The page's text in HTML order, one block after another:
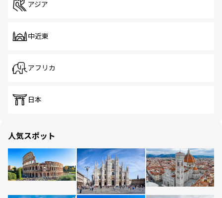
アジア
中近東
アフリカ
日本
人気スポット